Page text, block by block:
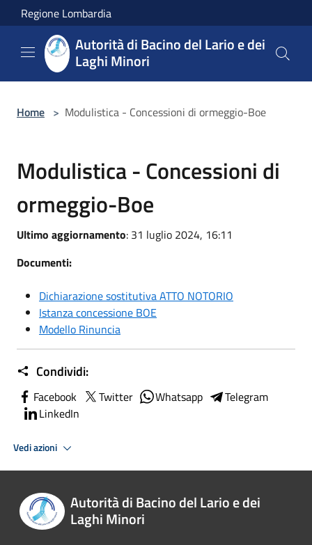
Salta al contenuto principale
Regione Lombardia
Autorità di Bacino del Lario e dei
Laghi Minori
Home > Modulistica - Concessioni di ormeggio-Boe
Modulistica - Concessioni di
ormeggio-Boe
Ultimo aggiornamento: 31 luglio 2024, 16:11
Documenti:
Dichiarazione sostitutiva ATTO NOTORIO
Istanza concessione BOE
Modello Rinuncia
Condividi:
Facebook Twitter Whatsapp
Telegram
LinkedIn
Vedi azioni
Autorità di Bacino del Lario e dei
Laghi Minori